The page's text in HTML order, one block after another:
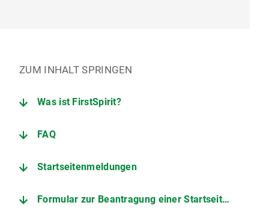
ZUM INHALT SPRINGEN
Was ist FirstSpirit?
FAQ
Startseitenmeldungen
Formular zur Beantragung einer Startseitenmeldung